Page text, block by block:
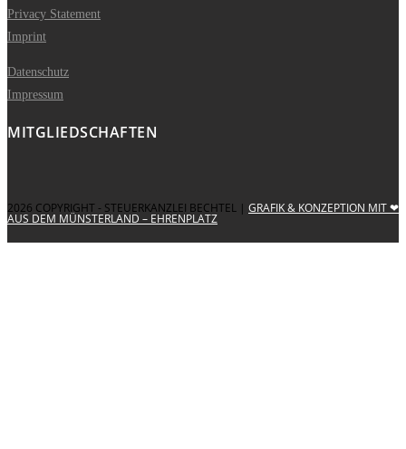
Privacy Statement
Imprint
Datenschutz
Impressum
MITGLIEDSCHAFTEN
2026 COPYRIGHT - STEUERKANZLEI BECHTEL | GRAFIK & KONZEPTION MIT ❤
AUS DEM MÜNSTERLAND – EHRENPLATZ